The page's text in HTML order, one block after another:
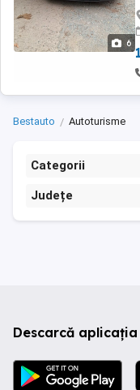
6
Bestauto Autoturisme
Categorii
Județe
Descarcă